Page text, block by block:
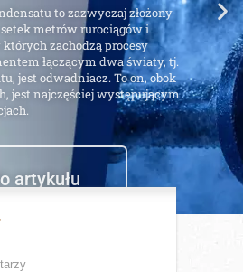
łączącym dwa światy, tj.
jest odwadniacz. To on, obok
jest najczęściej występującym
artykułu